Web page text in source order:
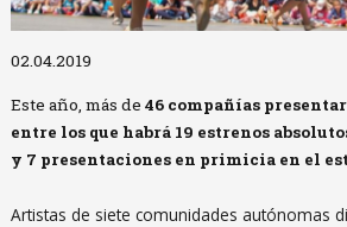
02.04.2019
Este año, más de 46 compañías
entre los que habrá 19 estrenos
y 7 presentaciones en primicia en el
Artistas de siete comunidades autónomas